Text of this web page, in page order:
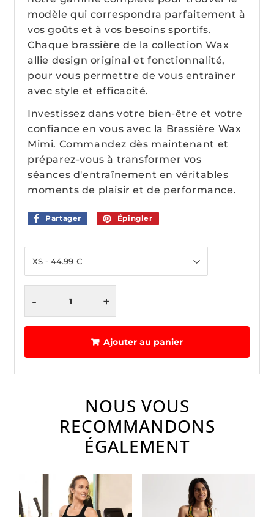
modèle qui correspondra parfaitement à
vos goûts et à vos besoins sportifs.
Chaque brassière de la collection Wax
allie design original et fonctionnalité,
pour vous permettre de vous entraîner
avec style et efficacité.
Investissez dans votre bien-être et votre
confiance en vous avec la Brassière Wax
Mimi. Commandez dès maintenant et
préparez-vous à transformer vos
séances d'entraînement en véritables
moments de plaisir et de performance.
Partager
Partager
Facebook
Épingler
Pinterest
- +
Ajouter au panier
NOUS VOUS
RECOMMANDONS
ÉGALEMENT